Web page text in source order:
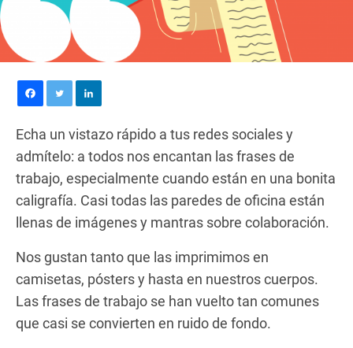
Echa un vistazo rápido a tus redes sociales y
admítelo: a todos nos encantan las frases de
trabajo, especialmente cuando están en una bonita
caligrafía. Casi todas las paredes de oficina están
llenas de imágenes y mantras sobre colaboración.
Nos gustan tanto que las imprimimos en
camisetas, pósters y hasta en nuestros cuerpos.
Las frases de trabajo se han vuelto tan comunes
que casi se convierten en ruido de fondo.